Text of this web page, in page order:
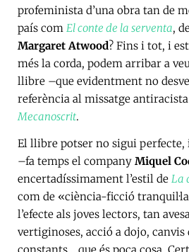
profeminista d’una obra tan de
país com El conte de la serventa,
Margaret Atwood? Fins i tot, i
més la corda, podem arribar a
llibre –que evidentment no
referència al missatge
Mecanoscrit.
El llibre potser no sigui
–fa temps el company Miquel
encertadíssimament l’estil de La
com de «ciència-ficció
l’efecte als joves lectors, tan
vertiginoses, acció a dojo, canvis